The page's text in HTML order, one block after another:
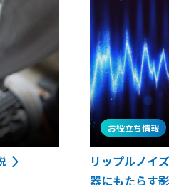
お役立ち情報
リップルノイ
器にもたらす